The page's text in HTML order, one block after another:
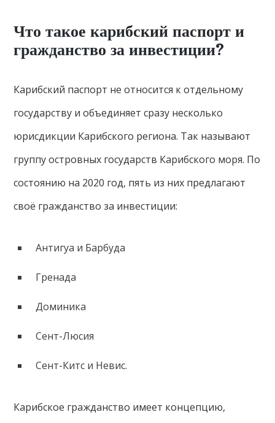
Что такое карибский паспорт и
гражданство за инвестиции?
Карибский паспорт не относится к отдельному
государству и объединяет сразу несколько
юрисдикции Карибского региона. Так называют
группу островных государств Карибского моря. По
состоянию на 2020 год, пять из них предлагают
своё гражданство за инвестиции:
Антигуа и Барбуда
Гренада
Доминика
Сент-Люсия
Сент-Китс и Невис.
Карибское гражданство имеет концепцию,